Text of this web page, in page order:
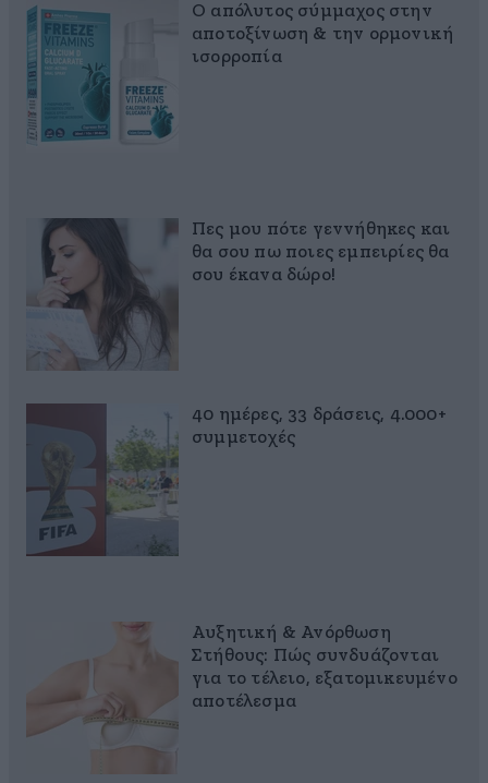
Ο απόλυτος σύμμαχος στην
αποτοξίνωση & την ορμονική
ισορροπία
Πες μου πότε γεννήθηκες και
θα σου πω ποιες εμπειρίες θα
σου έκανα δώρο!
40 ημέρες, 33 δράσεις, 4.000+
συμμετοχές
Αυξητική & Ανόρθωση
Στήθους: Πώς συνδυάζονται
για το τέλειο, εξατομικευμένο
αποτέλεσμα